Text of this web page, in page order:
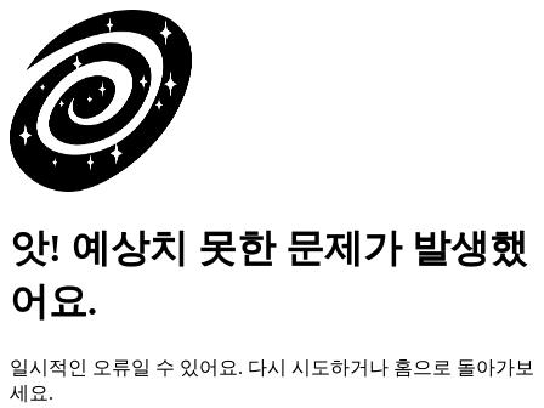
앗! 예상치 못한 문제가 발생했
어요.
일시적인 오류일 수 있어요. 다시 시도하거나 홈으로 돌아가보
세요.